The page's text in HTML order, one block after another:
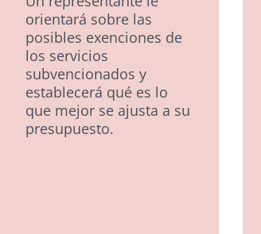
orientará sobre las
posibles exenciones de
los servicios
subvencionados y
establecerá qué es lo
que mejor se ajusta a su
presupuesto.